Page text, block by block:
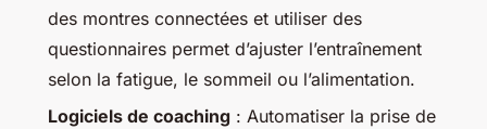
des montres connectées et utiliser des
questionnaires permet d’ajuster l’entraînement
selon la fatigue, le sommeil ou l’alimentation.
Logiciels de coaching : Automatiser la prise de